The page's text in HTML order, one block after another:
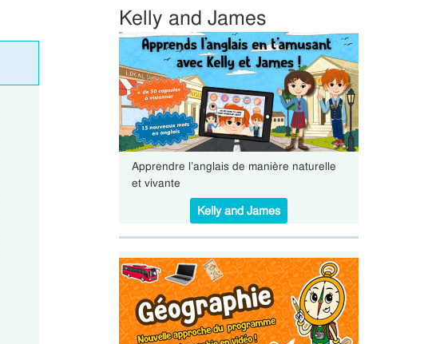
Kelly and James
Apprendre l’anglais de manière naturelle
et vivante
Kelly and James